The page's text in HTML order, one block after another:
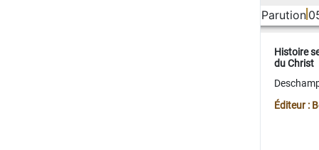
Parution
Histoire
du Christ
Éditeur :